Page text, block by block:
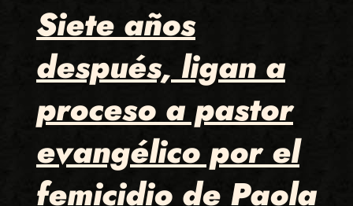
Siete años
después, ligan a
proceso a pastor
evangélico por el
femicidio de Paola